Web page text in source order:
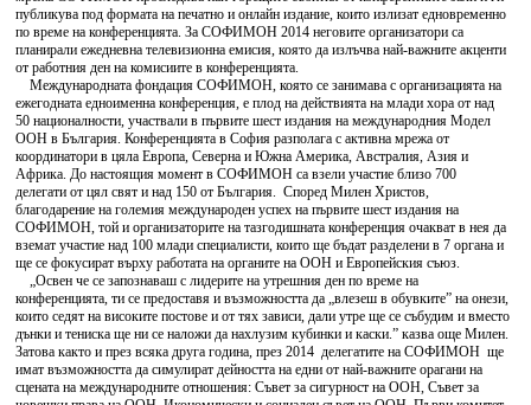
публикува под формата на печатно и онлайн издание, които излизат едновременно
по време на конференцията. За СОФИМОН 2014 неговите организатори са
планирали ежедневна телевизионна емисия, която да излъчва най-важните акценти
от работния ден на комисиите в конференцията.
Международната фондация СОФИМОН, която се занимава с организацията на
ежегодната едноименна конференция, е плод на действията на млади хора от над
50 националности, участвали в първите шест издания на международния Модел
ООН в България. Конференцията в София разполага с активна мрежа от
координатори в цяла Европа, Северна и Южна Америка, Австралия, Азия и
Африка. До настоящия момент в СОФИМОН са взели участие близо 700
делегати от цял свят и над 150 от България. Според Милен Христов,
благодарение на големия международен успех на първите шест издания на
СОФИМОН, той и организаторите на тазгодишната конференция очакват в нея да
вземат участие над 100 млади специалисти, които ще бъдат разделени в 7 органа и
ще се фокусират върху работата на органите на ООН и Европейския съюз.
„Освен че се запознаваш с лидерите на утрешния ден по време на
конференцията, ти се предоставя и възможността да „влезеш в обувките” на онези,
които седят на високите постове и от тях зависи, дали утре ще се събудим и вместо
дънки и тениска ще ни се наложи да нахлузим кубинки и каски.” казва още Милен.
Затова както и през всяка друга година, през 2014 делегатите на СОФИМОН ще
имат възможността да симулират дейността на едни от най-важните орагани на
сцената на международните отношения: Съвет за сигурност на ООН, Съвет за